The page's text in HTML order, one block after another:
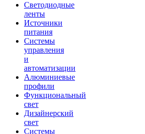
Светодиодные
ленты
Источники
питания
Системы
управления
и
автоматизации
Алюминиевые
профили
Функциональный
свет
Дизайнерский
свет
Системы